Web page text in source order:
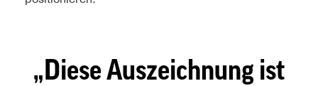
Diese Auszeichnung ist